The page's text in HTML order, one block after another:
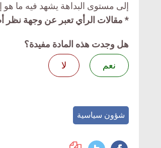
إلى مستوى البداهة يشهد فيه ما
* مقالات الرأي تعبر عن وجهة نظر
هل وجدت هذه المادة مفيدة؟
نعم
لا
شؤون سياسية